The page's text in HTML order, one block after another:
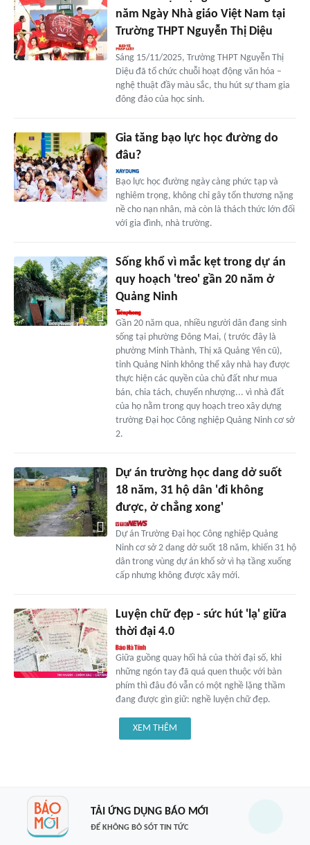
năm Ngày Nhà giáo Việt Nam tại
Trường THPT Nguyễn Thị Diệu
Sáng 15/11/2025, Trường THPT Nguyễn Thị
Diệu đã tổ chức chuỗi hoạt động văn hóa –
nghệ thuật đầy màu sắc, thu hút sự tham gia
đông đảo của học sinh.
Gia tăng bạo lực học đường do
đâu?
Bạo lực học đường ngày càng phức tạp và
nghiêm trọng, không chỉ gây tổn thương nặng
nề cho nạn nhân, mà còn là thách thức lớn đối
với gia đình, nhà trường.
Sống khổ vì mắc kẹt trong dự án
quy hoạch 'treo' gần 20 năm ở
Quảng Ninh
Gần 20 năm qua, nhiều người dân đang sinh
sống tại phường Đông Mai, ( trước đây là
phường Minh Thành, Thị xã Quảng Yên cũ),
tỉnh Quảng Ninh không thể xây nhà hay được
thực hiện các quyền của chủ đất như mua
bán, chia tách, chuyển nhượng... vì nhà đất
của họ nằm trong quy hoạch treo xây dựng
trường Đại học Công nghiệp Quảng Ninh cơ sở
2.
Dự án trường học dang dở suốt
18 năm, 31 hộ dân 'đi không
được, ở chẳng xong'
Dự án Trường Đại học Công nghiệp Quảng
Ninh cơ sở 2 dang dở suốt 18 năm, khiến 31 hộ
dân trong vùng dự án khổ sở vì hạ tầng xuống
cấp nhưng không được xây mới.
Luyện chữ đẹp - sức hút 'lạ' giữa
thời đại 4.0
Giữa guồng quay hối hả của thời đại số, khi
những ngón tay đã quá quen thuộc với bàn
phím thì đâu đó vẫn có một nghề lặng thầm
đang được gìn giữ: nghề luyện chữ đẹp.
XEM THÊM
TẢI ỨNG DỤNG BÁO MỚI
ĐỂ KHÔNG BỎ SÓT TIN TỨC